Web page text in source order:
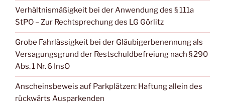
Verhältnismäßigkeit bei der Anwendung des § 111a
StPO – Zur Rechtsprechung des LG Görlitz
Grobe Fahrlässigkeit bei der Gläubigerbenennung als
Versagungsgrund der Restschuldbefreiung nach § 290
Abs. 1 Nr. 6 InsO
Anscheinsbeweis auf Parkplätzen: Haftung allein des
rückwärts Ausparkenden